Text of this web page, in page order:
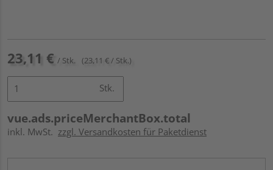
23,11 € / Stk. (23,11 € / Stk.)
Stk.
vue.ads.priceMerchantBox.total
inkl. MwSt. zzgl. Versandkosten für Paketdienst